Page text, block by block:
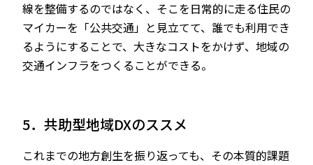
線を整備するのではなく、そこを日常的に走る住民の
マイカーを「公共交通」と見立てて、誰でも利用でき
るようにすることで、大きなコストをかけず、地域の
交通インフラをつくることができる。
5．共助型地域DXのススメ
これまでの地方創生を振り返っても、その本質的課題